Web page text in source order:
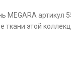
MEGARA
этой